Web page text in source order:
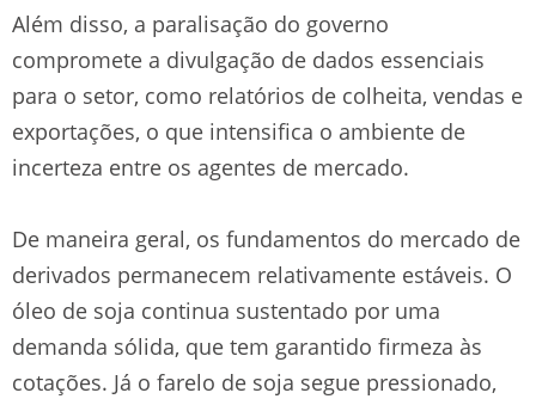
Além disso, a paralisação do governo
compromete a divulgação de dados essenciais
para o setor, como relatórios de colheita, vendas e
exportações, o que intensifica o ambiente de
incerteza entre os agentes de mercado.
De maneira geral, os fundamentos do mercado de
derivados permanecem relativamente estáveis. O
óleo de soja continua sustentado por uma
demanda sólida, que tem garantido firmeza às
cotações. Já o farelo de soja segue pressionado,